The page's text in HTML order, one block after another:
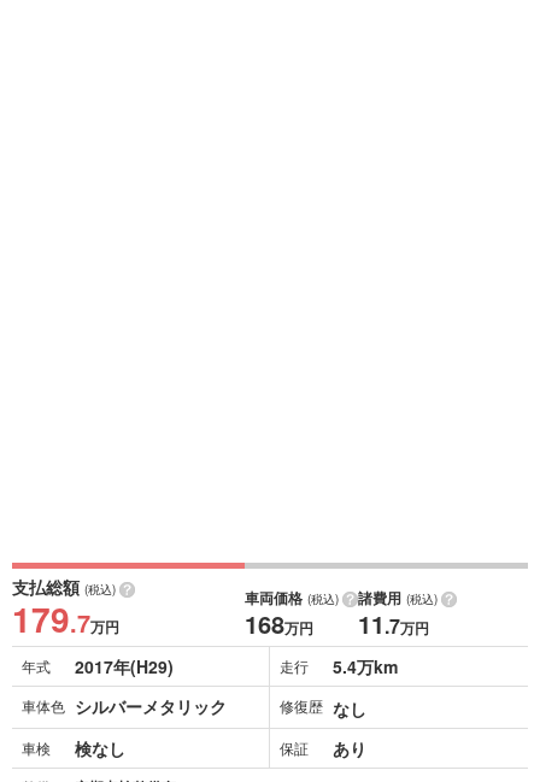
179.7万円
車両価格 (税込)
168万円
諸費用 (税込)
11.7万円
年式 2017年(H29) 走行 5.4万km
車体色 シルバーメタリック 修復歴 なし
車検 検なし 保証 あり
整備 定期点検整備有